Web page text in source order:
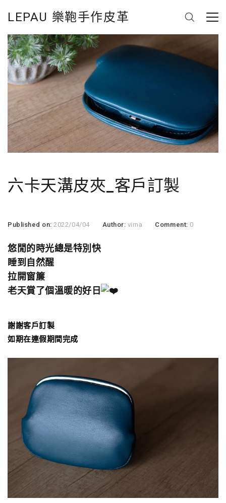
LEPAU 樂鞄手作皮革
六卡天溝皮夾_客戶訂製
Published on:2022/04/04 Author: virna Comment: 0
悠閒的時光總是特別快
睡到自然醒
拉開窗簾
老天賞了個溫暖的好日
謝謝客戶訂製
如期在連假期間完成